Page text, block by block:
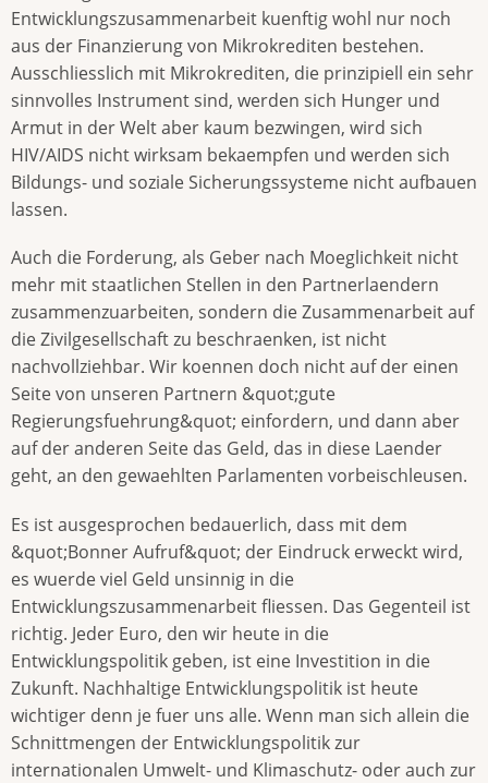
Entwicklungszusammenarbeit kuenftig wohl nur noch
aus der Finanzierung von Mikrokrediten bestehen.
Ausschliesslich mit Mikrokrediten, die prinzipiell ein sehr
sinnvolles Instrument sind, werden sich Hunger und
Armut in der Welt aber kaum bezwingen, wird sich
HIV/AIDS nicht wirksam bekaempfen und werden sich
Bildungs- und soziale Sicherungssysteme nicht aufbauen
lassen.
Auch die Forderung, als Geber nach Moeglichkeit nicht
mehr mit staatlichen Stellen in den Partnerlaendern
zusammenzuarbeiten, sondern die Zusammenarbeit auf
die Zivilgesellschaft zu beschraenken, ist nicht
nachvollziehbar. Wir koennen doch nicht auf der einen
Seite von unseren Partnern &quot;gute
Regierungsfuehrung&quot; einfordern, und dann aber
auf der anderen Seite das Geld, das in diese Laender
geht, an den gewaehlten Parlamenten vorbeischleusen.
Es ist ausgesprochen bedauerlich, dass mit dem
&quot;Bonner Aufruf&quot; der Eindruck erweckt wird,
es wuerde viel Geld unsinnig in die
Entwicklungszusammenarbeit fliessen. Das Gegenteil ist
richtig. Jeder Euro, den wir heute in die
Entwicklungspolitik geben, ist eine Investition in die
Zukunft. Nachhaltige Entwicklungspolitik ist heute
wichtiger denn je fuer uns alle. Wenn man sich allein die
Schnittmengen der Entwicklungspolitik zur
internationalen Umwelt- und Klimaschutz- oder auch zur